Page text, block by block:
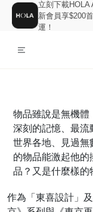
立刻下載HOLA
新會員享$200
運！
物品雖說是無機
深刻的記憶、最
世界各地、見過無
的物品能激起他
品？又是什麼樣的
作為「東喜設計」